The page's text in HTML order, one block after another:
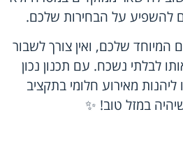
להשפיע על הבחירות שלכם.
שלכם, ואין צורך לשבור
לבלתי נשכח. עם תכנון נכון
ליהנות מאירוע חלומי בתקציב
במזל טוב! ✨